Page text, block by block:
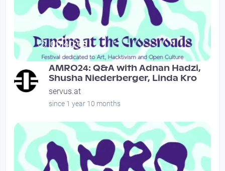
00:40:08
AMRO24: Q&A with Adnan Hadzi,
Shusha Niederberger, Linda Kro
servus.at
since 1 year 10 months